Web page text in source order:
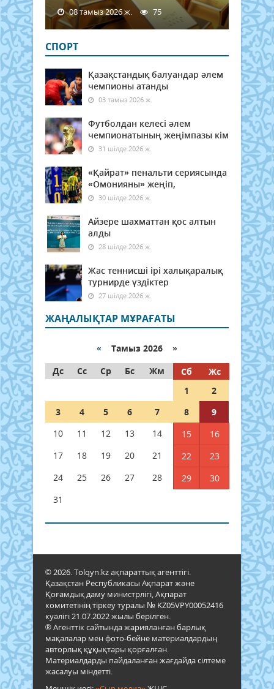
08 тамыз 2026 ж. 75
СПОРТ
Қазақстандық балуандар әлем
чемпионы атанды
03 тамыз 2026 ж.
Футболдан келесі әлем
чемпионатының жеңімпазы кім
31 шілде 2026 ж.
«Қайрат» пенальти сериясында
«Омонияны» жеңіп,
30 шілде 2026 ж.
Айзере шахматтан қос алтын
алды
28 шілде 2026 ж.
Жас теннисші ірі халықаралық
турнирде үздіктер
27 шілде 2026 ж.
ЖАҢАЛЫҚТАР МҰРАҒАТЫ
« Тамыз 2026 »
Дс
Сс Ср Бс Жм Сб
Жс
1
2
3
4 5 6 7 8
9
10
11 12 13 14 15
16
17
18 19 20 21 22
23
24
25 26 27 28 29
30
31
© 2026. Tolqyn.kz ақпараттық агенттігі.
Қазақстан Республикасы Ақпарат және
Қоғамдық даму министрлігі, Ақпарат
комитетінің тіркеу туралы № KZ05VPY00052416
куәлігі 21.07.2022 жылы берілген.
® Агенттік сайтында жарияланған барлық
мақалалар мен фото-бейне материалдардың
авторлық құқықтары қорғалған.
Материалдарды пайдаланған жағдайда сілтеме
жасалуы міндетті.